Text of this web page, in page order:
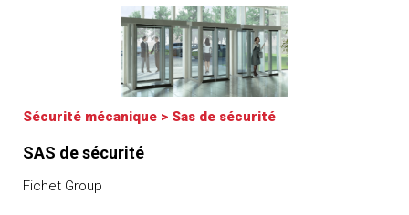
Sécurité mécanique > Sas de sécurité
SAS de sécurité
Fichet Group